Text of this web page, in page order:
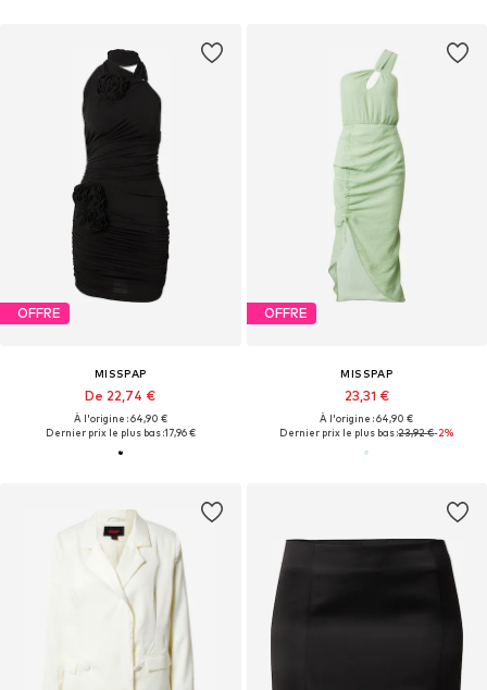
OFFRE
MISSPAP
De 22,74 €
À l'origine : 64,90 €
Dernier prix le plus bas :17,96 €
OFFRE
MISSPAP
23,31 €
À l'origine : 64,90 €
Dernier prix le plus bas :23,92 €-2%